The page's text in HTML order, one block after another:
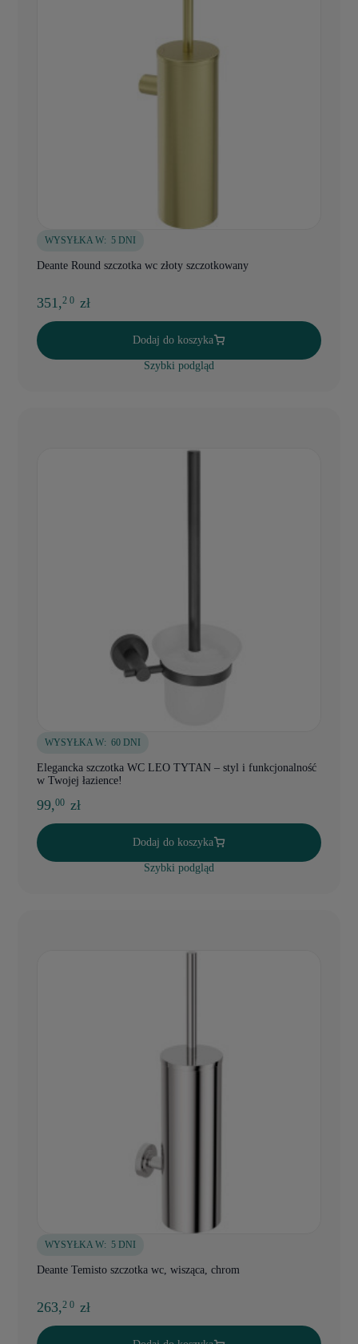
WYSYŁKA W: 5 DNI
Deante Round szczotka wc złoty szczotkowany
351,2 0 zł
Dodaj do koszyka
Szybki podgląd
WYSYŁKA W: 60 DNI
Elegancka szczotka WC LEO TYTAN – styl i funkcjonalność
w Twojej łazience!
99,00 zł
Dodaj do koszyka
Szybki podgląd
WYSYŁKA W: 5 DNI
Deante Temisto szczotka wc, wisząca, chrom
263,2 0 zł